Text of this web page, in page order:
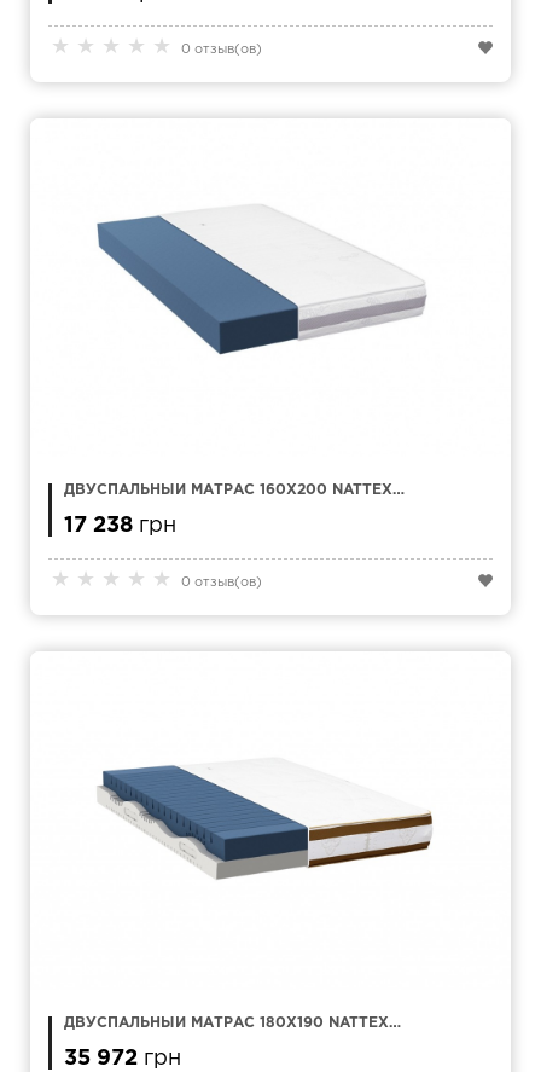
★ ★ ★ ★ ★ 0 отзыв(ов)
★ ★ ★ ★ ★ 0 отзыв(ов)
ДВУСПАЛЬНЫЙ МАТРАС 160Х200 NATTEX
17 238 грн
ДВУСПАЛЬНЫЙ МАТРАС 180Х190 NATTEX
35 972 грн